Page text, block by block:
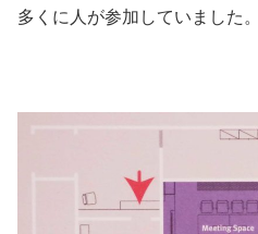
多くに人が参加していました。